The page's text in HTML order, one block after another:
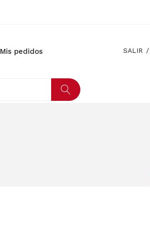
Mis pedidos SALIR